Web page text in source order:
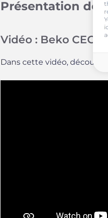
Présentation
Vidéo : Beko
Dans cette vidéo,